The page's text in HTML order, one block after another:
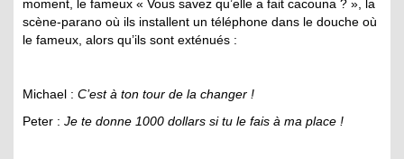
moment, le fameux « Vous savez qu’elle a fait cacouna ? », la
scène-parano où ils installent un téléphone dans le douche où
le fameux, alors qu’ils sont exténués :
Michael : C’est à ton tour de la changer !
Peter : Je te donne 1000 dollars si tu le fais à ma place !